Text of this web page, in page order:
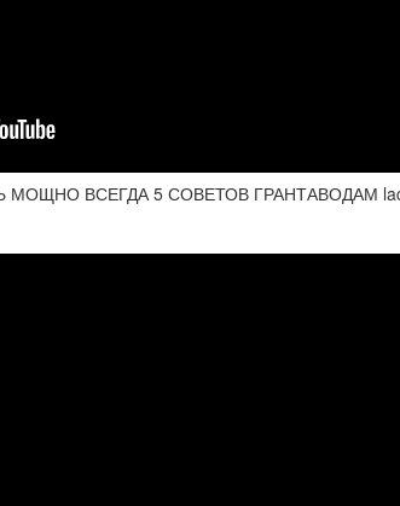
МОЩНО ВСЕГДА 5 СОВЕТОВ ГРАНТАВОДАМ